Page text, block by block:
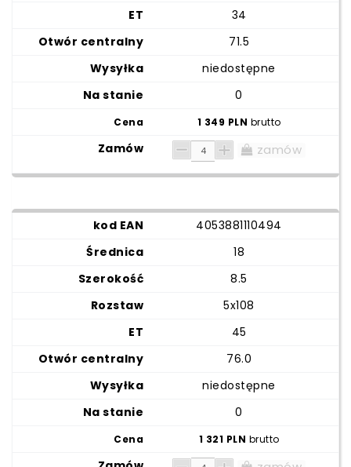
34
71.5
niedostępne
0
1 349 PLN brutto
zamów
4053881110494
18
8.5
5x108
45
76.0
niedostępne
0
1 321 PLN brutto